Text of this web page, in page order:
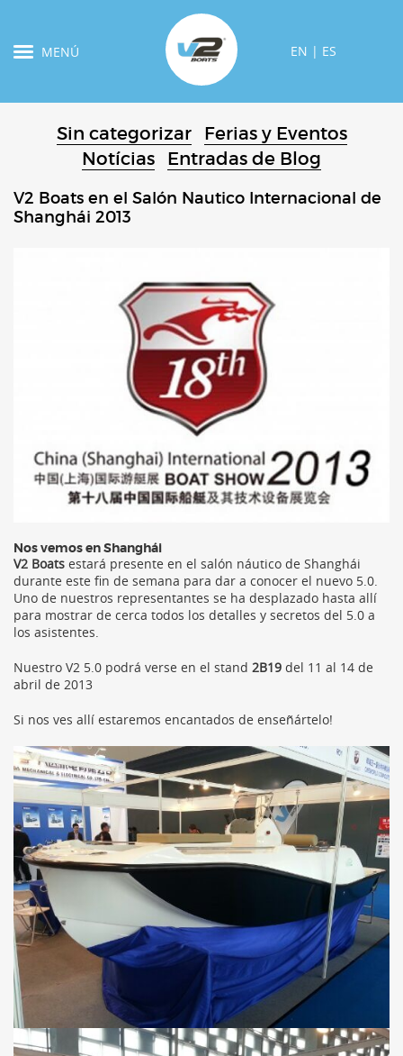
MENÚ EN | ES
Sin categorizar
Ferias y Eventos
Notícias
Entradas de Blog
V2 Boats en el Salón Nautico Internacional de
Shanghái 2013
Nos vemos en Shanghái
V2 Boats estará presente en el salón náutico de Shanghái
durante este fin de semana para dar a conocer el nuevo 5.0.
Uno de nuestros representantes se ha desplazado hasta allí
para mostrar de cerca todos los detalles y secretos del 5.0 a
los asistentes.
Nuestro V2 5.0 podrá verse en el stand 2B19 del 11 al 14 de
abril de 2013
Si nos ves allí estaremos encantados de enseñártelo!